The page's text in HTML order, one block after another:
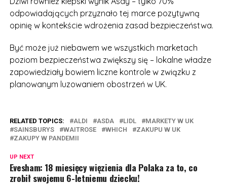
odpowiadających przyznało tej marce pozytywną
opinię w kontekście wdrożenia zasad bezpieczeństwa.
Być może już niebawem we wszystkich marketach
poziom bezpieczeństwa zwiększy się – lokalne władze
zapowiedziały bowiem liczne kontrole w związku z
planowanym luzowaniem obostrzeń w UK.
RELATED TOPICS: ALDI ASDA LIDL
MARKETY W UK
SAINSBURYS
WAITROSE WHICH
ZAKUPU W UK
ZAKUPY W PANDEMII
UP NEXT
Evesham: 18 miesięcy więzienia dla Polaka za to, co
zrobił swojemu 6-letniemu dziecku!